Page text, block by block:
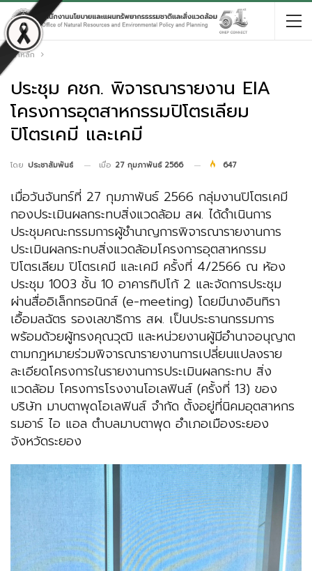
หน้าหลัก
ประชุม คชก. พิจารณารายงาน EIA
โครงการอุตสาหกรรมปิโตรเลียม
ปิโตรเคมี และเคมี
โดย ประชาสัมพันธ์ เมื่อ 27 กุมภาพันธ์ 2566 647
เมื่อวันจันทร์ที่ 27 กุมภาพันธ์ 2566 กลุ่มงานปิโตรเคมี
กองประเมินผลกระทบสิ่งแวดล้อม สผ. ได้ดำเนินการ
ประชุมคณะกรรมการผู้ชำนาญการพิจารณารายงานการ
ประเมินผลกระทบสิ่งแวดล้อมโครงการอุตสาหกรรม
ปิโตรเลียม ปิโตรเคมี และเคมี ครั้งที่ 4/2566 ณ ห้อง
ประชุม 1003 ชั้น 10 อาคารทิปโก้ 2 และจัดการประชุม
ผ่านสื่ออิเล็กทรอนิกส์ (e-meeting) โดยมีนางอินทิรา
เอื้อมลฉัตร รองเลขาธิการ สผ. เป็นประธานกรรมการ
พร้อมด้วยผู้ทรงคุณวุฒิ และหน่วยงานผู้มีอำนาจอนุญาต
ตามกฎหมายร่วมพิจารณารายงานการเปลี่ยนแปลงราย
ละเอียดโครงการในรายงานการประเมินผลกระทบ สิ่ง
แวดล้อม โครงการโรงงานโอเลฟินส์ (ครั้งที่ 13) ของ
บริษัท มาบตาพุดโอเลฟินส์ จำกัด ตั้งอยู่ที่นิคมอุตสาหกร
รมอาร์ ไอ แอล ตำบลมาบตาพุด อำเภอเมืองระยอง
จังหวัดระยอง